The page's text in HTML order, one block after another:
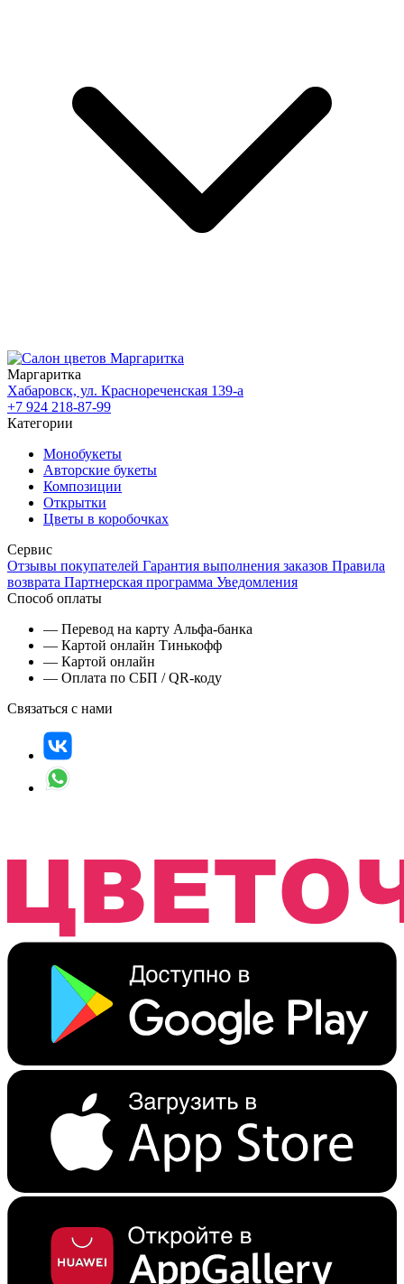
Маргаритка
Хабаровск, ул. Краснореченская 139-а
+7 924 218-87-99
Категории
Монобукеты
Авторские букеты
Композиции
Открытки
Цветы в коробочках
Сервис
Отзывы покупателей Гарантия выполнения заказов Правила
возврата Партнерская программа Уведомления
Способ оплаты
— Перевод на карту Альфа-банка
— Картой онлайн Тинькофф
— Картой онлайн
— Оплата по СБП / QR-коду
Связаться с нами